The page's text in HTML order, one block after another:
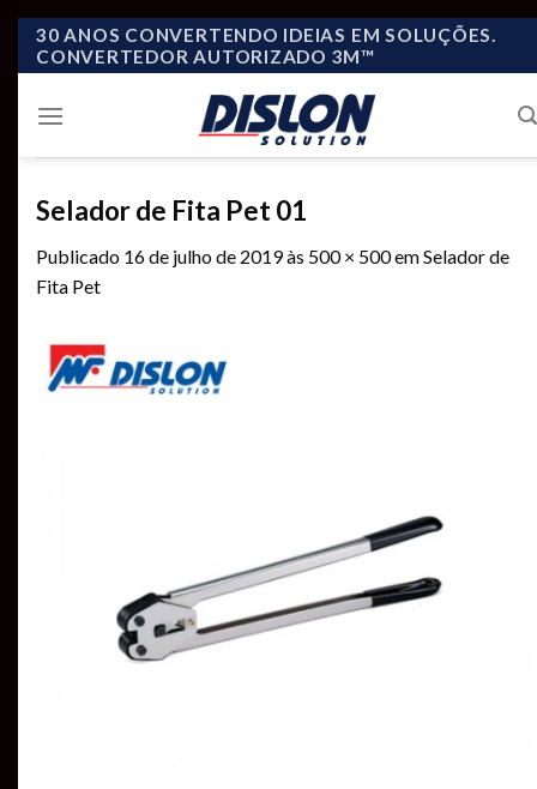
Skip
30 ANOS CONVERTENDO IDEIAS EM SOLUÇÕES.
CONVERTEDOR AUTORIZADO 3M™
Selador de Fita Pet 01
Publicado 16 de julho de 2019às 500 × 500emSelador de
Fita Pet